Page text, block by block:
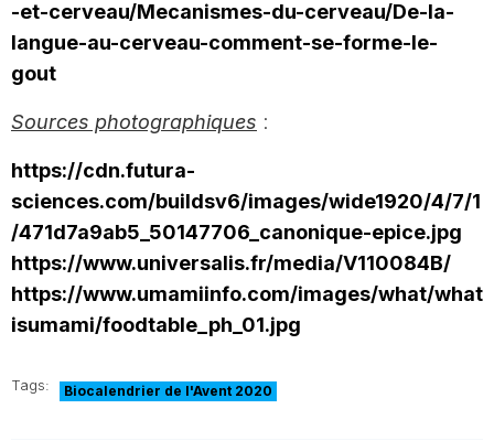
-et-cerveau/Mecanismes-du-cerveau/De-la-
langue-au-cerveau-comment-se-forme-le-
gout
Sources photographiques :
https://cdn.futura-
sciences.com/buildsv6/images/wide1920/4/7/1
/471d7a9ab5_50147706_canonique-epice.jpg
https://www.universalis.fr/media/V110084B/
https://www.umamiinfo.com/images/what/what
isumami/foodtable_ph_01.jpg
Tags: Biocalendrier de l'Avent 2020